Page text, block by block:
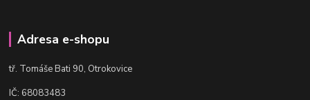
Adresa e-shopu
tř. Tomáše Bati 90, Otrokovice
IČ: 68083483